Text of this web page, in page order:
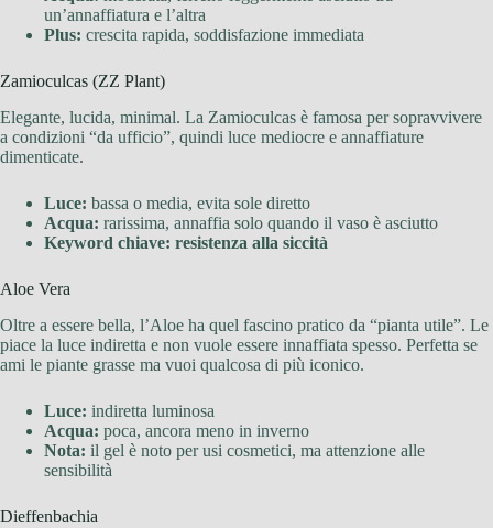
un’annaffiatura e l’altra
Plus: crescita rapida, soddisfazione immediata
Zamioculcas (ZZ Plant)
Elegante, lucida, minimal. La Zamioculcas è famosa per sopravvivere
a condizioni “da ufficio”, quindi luce mediocre e annaffiature
dimenticate.
Luce: bassa o media, evita sole diretto
Acqua: rarissima, annaffia solo quando il vaso è asciutto
Keyword chiave: resistenza alla siccità
Aloe Vera
Oltre a essere bella, l’Aloe ha quel fascino pratico da “pianta utile”. Le
piace la luce indiretta e non vuole essere innaffiata spesso. Perfetta se
ami le piante grasse ma vuoi qualcosa di più iconico.
Luce: indiretta luminosa
Acqua: poca, ancora meno in inverno
Nota: il gel è noto per usi cosmetici, ma attenzione alle
sensibilità
Dieffenbachia